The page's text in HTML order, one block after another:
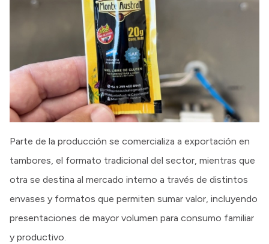
Parte de la producción se comercializa a exportación en
tambores, el formato tradicional del sector, mientras que
otra se destina al mercado interno a través de distintos
envases y formatos que permiten sumar valor, incluyendo
presentaciones de mayor volumen para consumo familiar
y productivo.